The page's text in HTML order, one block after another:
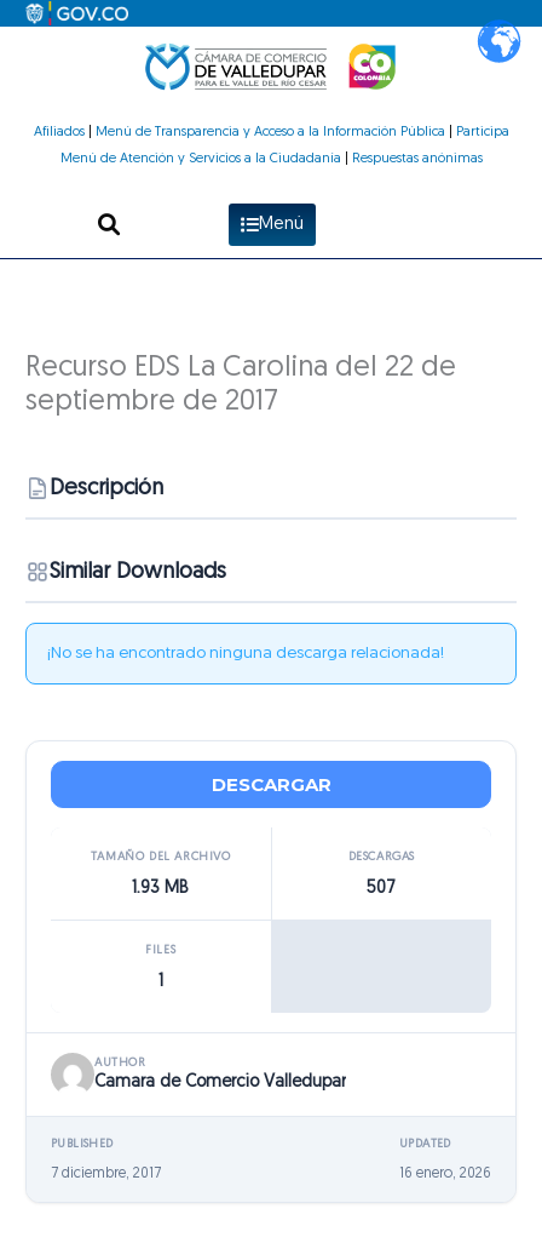
Afiliados| Menú de Transparencia y Acceso a la Información Pública
Participa
Menú de Atención y Servicios a la Ciudadanía
Respuestas anónimas
Menú
Recurso EDS La Carolina del 22 de
septiembre de 2017
Descripción
Similar Downloads
¡No se ha encontrado ninguna descarga relacionada!
DESCARGAR
TAMAÑO DEL ARCHIVO
1.93 MB
DESCARGAS
507
FILES
AUTHOR
Camara de Comercio Valledupar
PUBLISHED
7 diciembre, 2017
UPDATED
16 enero, 2026